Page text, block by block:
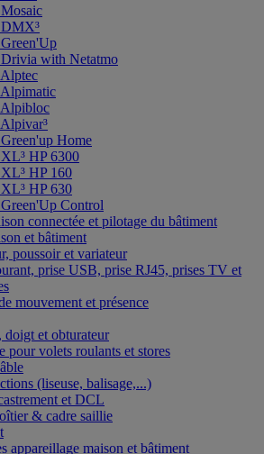
with Netatmo
Home
HP 6300
HP 160
HP 630
Control
connectée et pilotage du bâtiment
et bâtiment
poussoir et variateur
prise USB, prise RJ45, prises TV et
mouvement et présence
doigt et obturateur
pour volets roulants et stores
(liseuse, balisage,...)
et DCL
& cadre saillie
appareillage maison et bâtiment